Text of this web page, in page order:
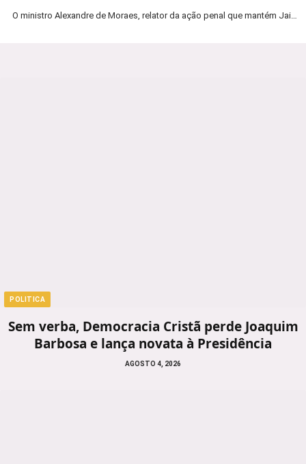
O ministro Alexandre de Moraes, relator da ação penal que mantém Jair
POLITICA
Sem verba, Democracia Cristã perde Joaquim
Barbosa e lança novata à Presidência
AGOSTO 4, 2026